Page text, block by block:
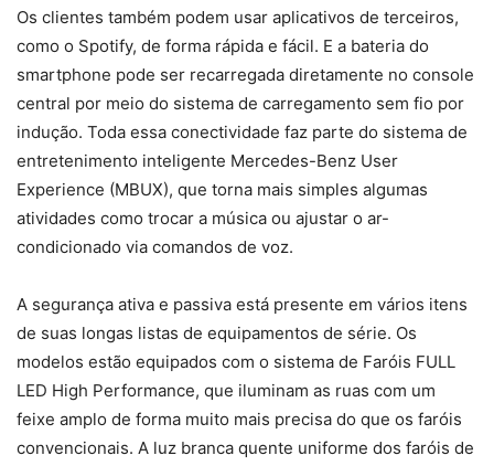
Os clientes também podem usar aplicativos de terceiros,
como o Spotify, de forma rápida e fácil. E a bateria do
smartphone pode ser recarregada diretamente no console
central por meio do sistema de carregamento sem fio por
indução. Toda essa conectividade faz parte do sistema de
entretenimento inteligente Mercedes-Benz User
Experience (MBUX), que torna mais simples algumas
atividades como trocar a música ou ajustar o ar-
condicionado via comandos de voz.
A segurança ativa e passiva está presente em vários itens
de suas longas listas de equipamentos de série. Os
modelos estão equipados com o sistema de Faróis FULL
LED High Performance, que iluminam as ruas com um
feixe amplo de forma muito mais precisa do que os faróis
convencionais. A luz branca quente uniforme dos faróis de